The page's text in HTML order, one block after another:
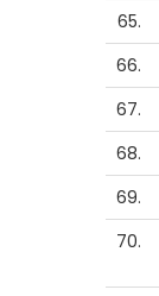
65.
66.
67.
68.
69.
70.